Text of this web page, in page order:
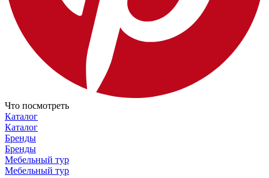
Что посмотреть
Каталог
Каталог
Бренды
Бренды
Мебельный тур
Мебельный тур